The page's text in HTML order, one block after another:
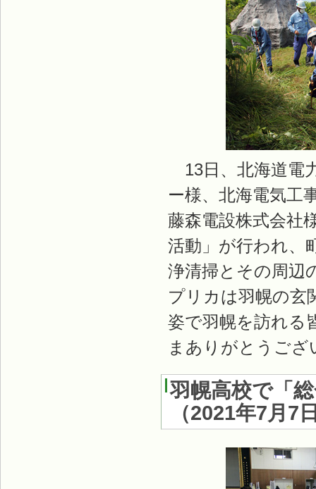
13日、北海道電
ー様、北海電気工
藤森電設株式会社
活動」が行われ、
浄清掃とその周辺
プリカは羽幌の玄
姿で羽幌を訪れる
まありがとうござ
羽幌高校で「
（2021年7月7